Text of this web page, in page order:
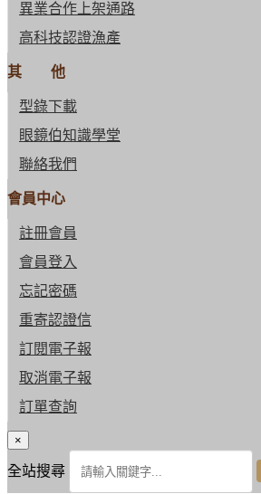
異業合作上架通路
高科技認證漁產
其 他
型錄下載
眼鏡伯知識學堂
聯絡我們
會員中心
註冊會員
會員登入
忘記密碼
重寄認證信
訂閱電子報
取消電子報
訂單查詢
×
全站搜尋